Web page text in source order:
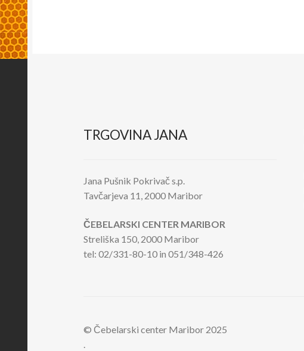
TRGOVINA JANA
Jana Pušnik Pokrivač s.p.
Tavčarjeva 11, 2000 Maribor
ČEBELARSKI CENTER MARIBOR
Streliška 150, 2000 Maribor
tel: 02/331-80-10 in 051/348-426
© Čebelarski center Maribor 2025
.